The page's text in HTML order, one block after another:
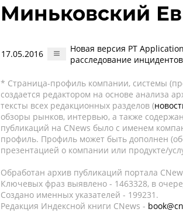
Миньковский
17.05.2016
Новая версия PT
расследование инцидентов
* Страница-профиль компании, системы
создается редактором на основе анализа
тексты всех редакционных разделов (
обзоры рынков, интервью, а также
публикаций на CNews было с именем
профиль. Профиль может быть дополнен
презентацией о компании или продукте/
Обработан архив публикаций портала
Ключевых фраз выявлено - 1463328, в
Создано именных указателей - 199231.
Редакция Индексной книги CNews -